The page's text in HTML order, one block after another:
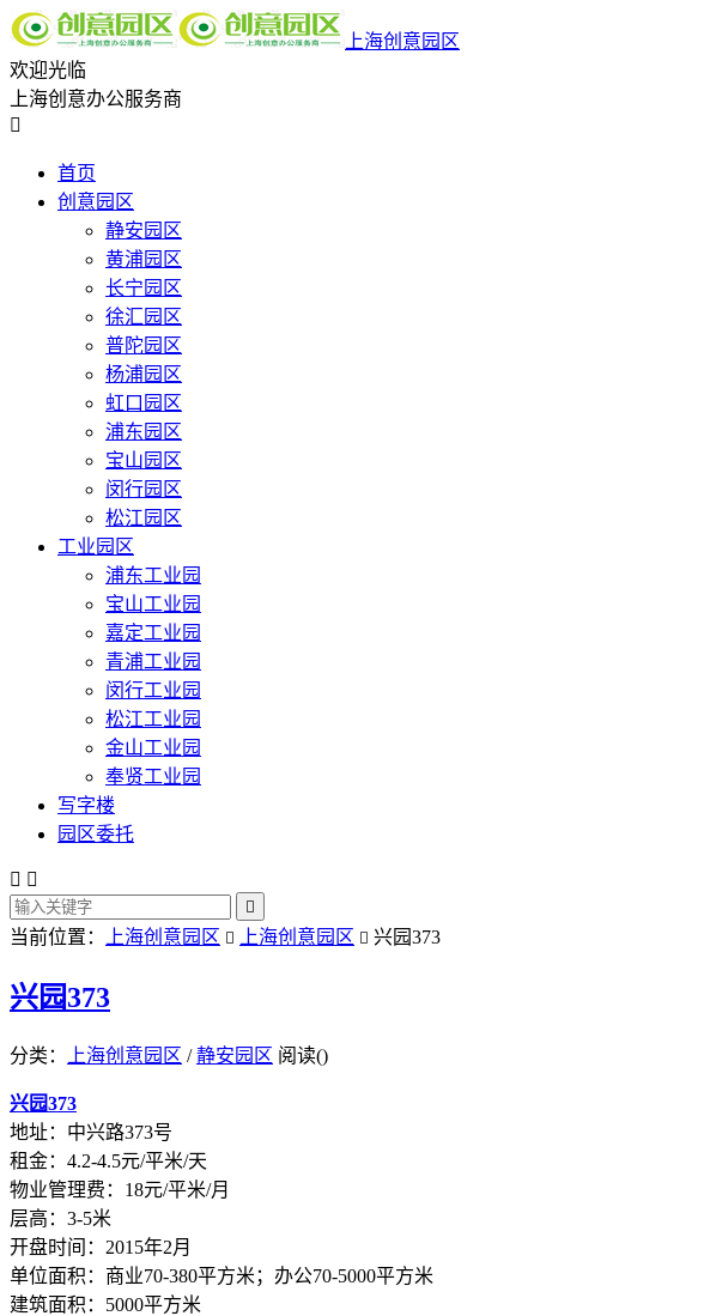
上海创意园区
欢迎光临
上海创意办公服务商

首页
创意园区
静安园区
黄浦园区
长宁园区
徐汇园区
普陀园区
杨浦园区
虹口园区
浦东园区
宝山园区
闵行园区
松江园区
工业园区
浦东工业园
宝山工业园
嘉定工业园
青浦工业园
闵行工业园
松江工业园
金山工业园
奉贤工业园
写字楼
园区委托
 

当前位置： 上海创意园区  上海创意园区  兴园373
兴园373
分类： 上海创意园区 /静安园区 阅读()
兴园373
地址：中兴路373号
租金：4.2-4.5元/平米/天
物业管理费：18元/平米/月
层高：3-5米
开盘时间：2015年2月
单位面积：商业70-380平方米；办公70-5000平方米
建筑面积：5000平方米